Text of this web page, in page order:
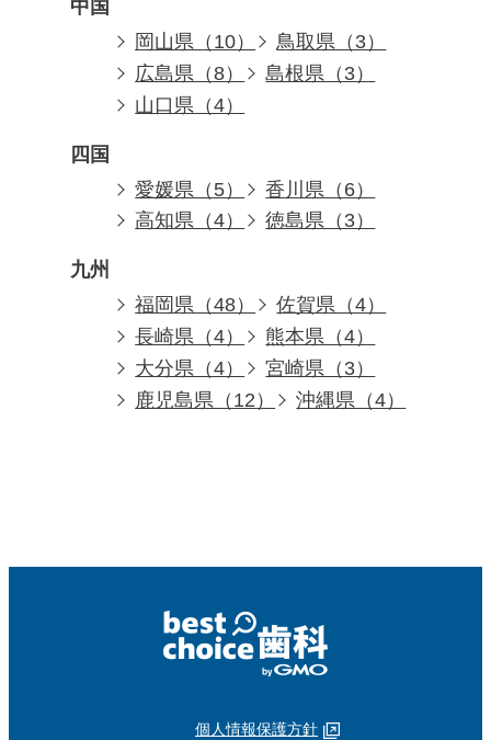
中国
岡山県（10）
鳥取県（3）
広島県（8）
島根県（3）
山口県（4）
四国
愛媛県（5）
香川県（6）
高知県（4）
徳島県（3）
九州
福岡県（48）
佐賀県（4）
長崎県（4）
熊本県（4）
大分県（4）
宮崎県（3）
鹿児島県（12）
沖縄県（4）
個人情報保護方針